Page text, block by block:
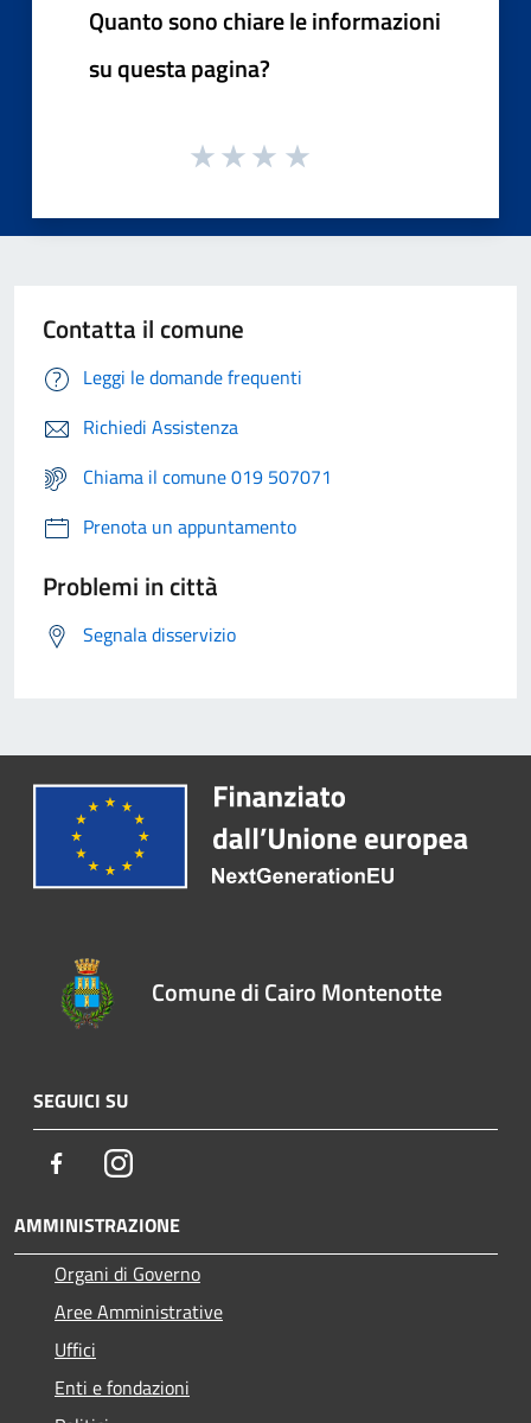
Quanto sono chiare le informazioni
su questa pagina?
Contatta il comune
Leggi le domande frequenti
Richiedi Assistenza
Chiama il comune 019 507071
Prenota un appuntamento
Problemi in città
Segnala disservizio
Comune di Cairo Montenotte
SEGUICI SU
FacebookInstagram
AMMINISTRAZIONE
Organi di Governo
Aree Amministrative
Uffici
Enti e fondazioni